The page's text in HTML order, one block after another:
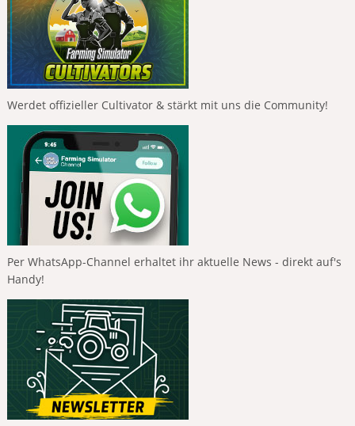
Werdet offizieller Cultivator & stärkt mit uns die Community!
Per WhatsApp-Channel erhaltet ihr aktuelle News - direkt auf's
Handy!